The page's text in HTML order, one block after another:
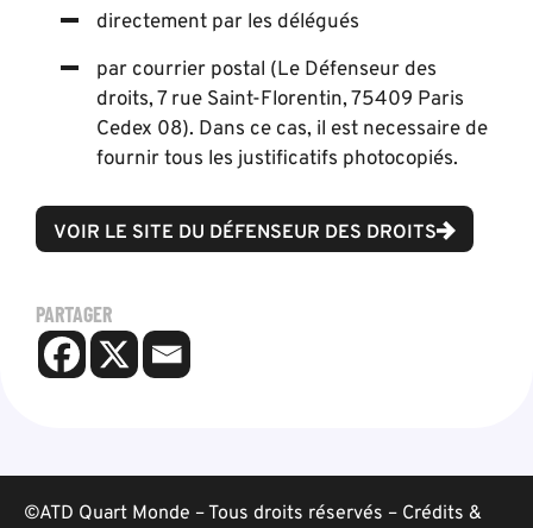
directement par les délégués
par courrier postal (Le Défenseur des
droits, 7 rue Saint-Florentin, 75409 Paris
Cedex 08). Dans ce cas, il est necessaire de
fournir tous les justificatifs photocopiés.
VOIR LE SITE DU DÉFENSEUR DES DROITS
PARTAGER
©ATD Quart Monde – Tous droits réservés – Crédits &